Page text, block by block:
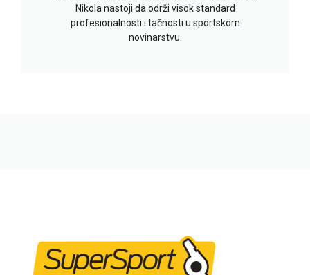
Nikola nastoji da održi visok standard
profesionalnosti i tačnosti u sportskom
novinarstvu.